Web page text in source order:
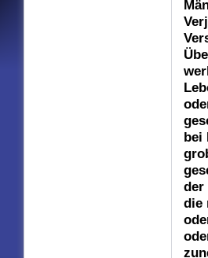
bei
der
die